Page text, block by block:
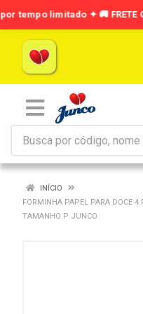
INÍCIO
FORMINHA PAPEL PARA DOCE 4
TAMANHO P JUNCO